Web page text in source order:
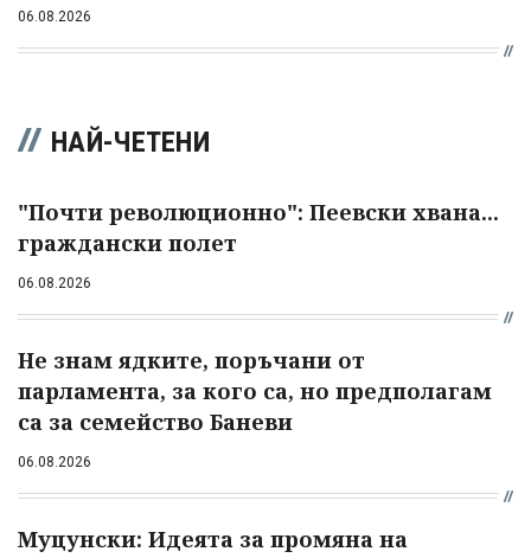
06.08.2026
НАЙ-ЧЕТЕНИ
"Почти революционно": Пеевски хвана...
граждански полет
06.08.2026
Не знам ядките, поръчани от
парламента, за кого са, но предполагам
са за семейство Баневи
06.08.2026
Муцунски: Идеята за промяна на